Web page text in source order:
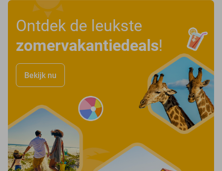
Ontdek de leukste
zomervakantiedeals!
Bekijk nu